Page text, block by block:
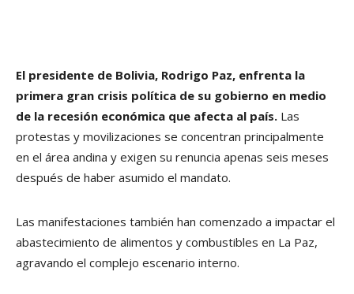
El presidente de Bolivia, Rodrigo Paz, enfrenta la
primera gran crisis política de su gobierno en medio
de la recesión económica que afecta al país. Las
protestas y movilizaciones se concentran principalmente
en el área andina y exigen su renuncia apenas seis meses
después de haber asumido el mandato.
Las manifestaciones también han comenzado a impactar el
abastecimiento de alimentos y combustibles en La Paz,
agravando el complejo escenario interno.